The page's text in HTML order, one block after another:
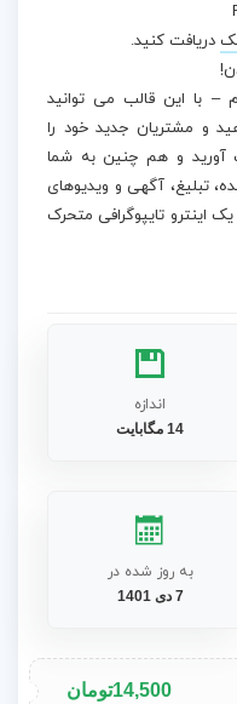
دریافت کنید.
– با این قالب می توانید
و مشتریان جدید خود را
آورید و هم چنین به شما
تبلیغ، آگهی و ویدیوهای
اینترو تایپوگرافی متحرک
اندازه
14 مگابایت
به روز شده در
7 دی 1401
14,500تومان